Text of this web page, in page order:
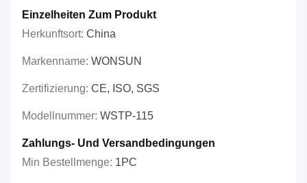
Einzelheiten Zum Produkt
Herkunftsort: China
Markenname: WONSUN
Zertifizierung: CE, ISO, SGS
Modellnummer: WSTP-115
Zahlungs- Und Versandbedingungen
Min Bestellmenge: 1PC